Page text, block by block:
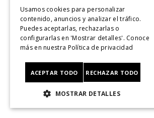
Usamos cookies para personalizar
contenido, anuncios y analizar el tráfico.
Puedes aceptarlas, rechazarlas o
configurarlas en 'Mostrar detalles'. Conoce
más en nuestra Política de privacidad
ACEPTAR TODO RECHAZAR TODO
MOSTRAR DETALLES